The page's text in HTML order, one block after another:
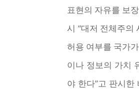
표현의 자유를 보
시 “대저 전체주
허용 여부를 국가
이나 정보의 가치
야 한다”고 판시한